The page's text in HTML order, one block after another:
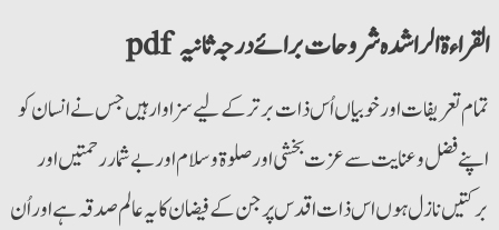
pdf القراءۃ الراشدہ شروحات برائے درجہ ثانیہ
تمام تعریفات اور خوبیاں اُس ذات برتر کے لیے سزاوار ہیں جس نے انسان کو
اپنے فضل و عنایت سے عزت بخشی اور صلوۃ و سلام اور بے شمار رحمتیں اور
برکتیں نازل ہوں اس ذات اقدس پر جن کے فیضان کا یہ عالم صدقہ ہے اور اُن